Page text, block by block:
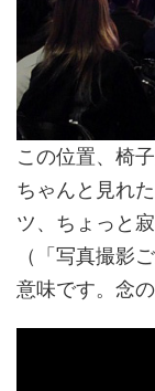
この位置、椅
ちゃんと見れ
ツ、ちょっと寂
（「写真撮影
意味です。念の